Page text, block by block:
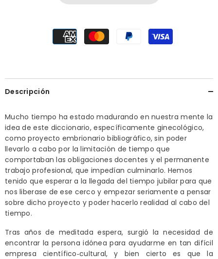
Descripción
Mucho tiempo ha estado madurando en nuestra mente la
idea de este diccionario, específicamente ginecológico,
como proyecto embrionario bibliográfico, sin poder
llevarlo a cabo por la limitación de tiempo que
comportaban las obligaciones docentes y el permanente
trabajo profesional, que impedían culminarlo. Hemos
tenido que esperar a la llegada del tiempo jubilar para que
nos liberase de ese cerco y empezar seriamente a pensar
sobre dicho proyecto y poder hacerlo realidad al cabo del
tiempo.
Tras años de meditada espera, surgió la necesidad de
encontrar la persona idónea para ayudarme en tan difícil
empresa científico‑cultural, y bien cierto es que la